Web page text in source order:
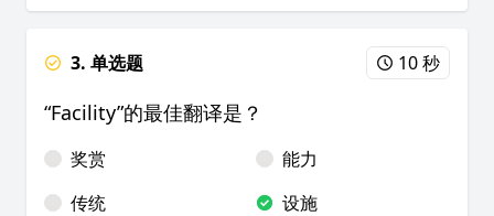
3. 单选题 10 秒
“Facility”的最佳翻译是？
奖赏
能力
传统
设施